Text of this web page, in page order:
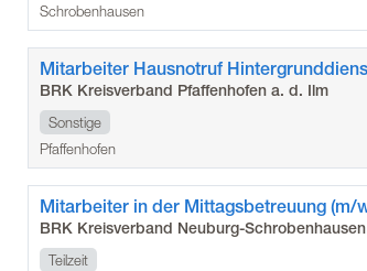
Schrobenhausen
BRK Kreisverband Pfaffenhofen a. d. Ilm
Sonstige
Pfaffenhofen
BRK Kreisverband Neuburg-Schrobenhausen
Teilzeit